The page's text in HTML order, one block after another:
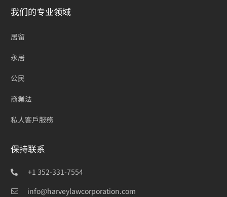
我们的专业领域
居留
永居
公民
商業法
私人客戶服務
保持联系
+1 352-331-7554
info@harveylawcorporation.com